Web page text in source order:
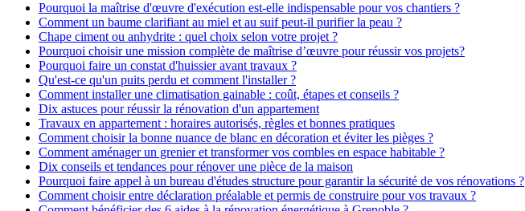
Pourquoi la maîtrise d'œuvre d'exécution est-elle indispensable pour vos chantiers ?
Comment un baume clarifiant au miel et au suif peut-il purifier la peau ?
Chape ciment ou anhydrite : quel choix selon votre projet ?
Pourquoi choisir une mission complète de maîtrise d’œuvre pour réussir vos projets?
Pourquoi faire un constat d'huissier avant travaux ?
Qu'est-ce qu'un puits perdu et comment l'installer ?
Comment installer une climatisation gainable : coût, étapes et conseils ?
Dix astuces pour réussir la rénovation d'un appartement
Travaux en appartement : horaires autorisés, règles et bonnes pratiques
Comment choisir la bonne nuance de blanc en décoration et éviter les pièges ?
Comment aménager un grenier et transformer vos combles en espace habitable ?
Dix conseils et tendances pour rénover une pièce de la maison
Pourquoi faire appel à un bureau d'études structure pour garantir la sécurité de vos rénovations ?
Comment choisir entre déclaration préalable et permis de construire pour vos travaux ?